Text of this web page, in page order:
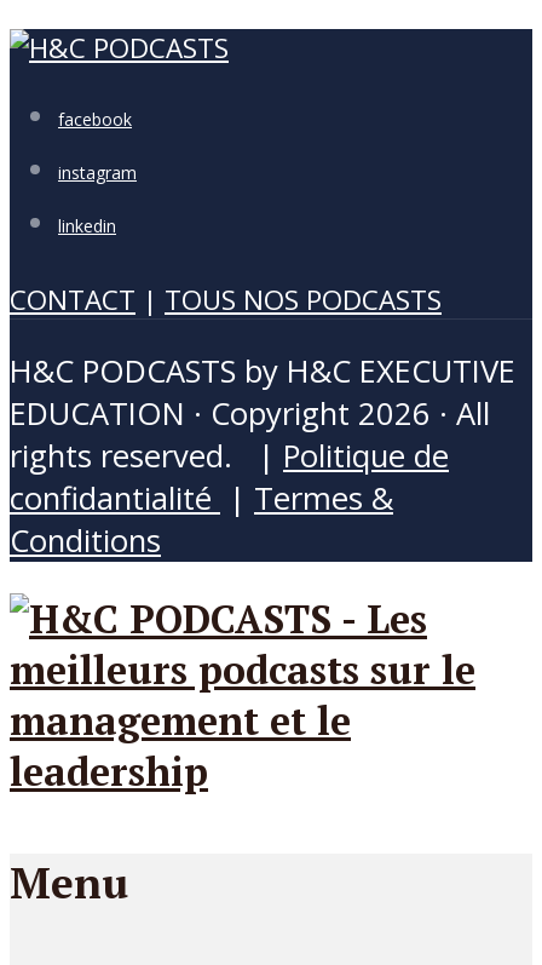
facebook
instagram
linkedin
CONTACT | TOUS NOS PODCASTS
H&C PODCASTS by H&C EXECUTIVE
EDUCATION · Copyright 2026 · All
rights reserved. | Politique de
confidantialité | Termes &
Conditions
Menu